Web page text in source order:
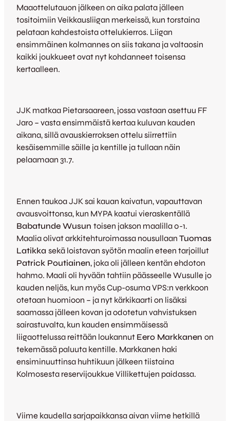
Maaottelutauon jälkeen on aika palata jälleen
tositoimiin Veikkausliigan merkeissä, kun torstaina
pelataan kahdestoista ottelukierros. Liigan
ensimmäinen kolmannes on siis takana ja valtaosin
kaikki joukkueet ovat nyt kohdanneet toisensa
kertaalleen.
JJK matkaa Pietarsaareen, jossa vastaan asettuu FF
Jaro – vasta ensimmäistä kertaa kuluvan kauden
aikana, sillä avauskierroksen ottelu siirrettiin
kesäisemmille säille ja kentille ja tullaan näin
pelaamaan 31.7.
Ennen taukoa JJK sai kauan kaivatun, vapauttavan
avausvoittonsa, kun MYPA kaatui vieraskentällä
Babatunde Wusun toisen jakson maalilla 0-1.
Maalia olivat arkkitehturoimassa nousullaan Tuomas
Latikka sekä loistavan syötön maalin eteen tarjoillut
Patrick Poutiainen, joka oli jälleen kentän ehdoton
hahmo. Maali oli hyvään tahtiin päässeelle Wusulle jo
kauden neljäs, kun myös Cup-osuma VPS:n verkkoon
otetaan huomioon – ja nyt kärkikaarti on lisäksi
saamassa jälleen kovan ja odotetun vahvistuksen
sairastuvalta, kun kauden ensimmäisessä
liigaottelussa reittään loukannut Eero Markkanen on
tekemässä paluuta kentille. Markkanen haki
ensiminuuttinsa huhtikuun jälkeen tiistaina
Kolmosesta reservijoukkue Villikettujen paidassa.
Viime kaudella sarjapaikkansa aivan viime hetkillä